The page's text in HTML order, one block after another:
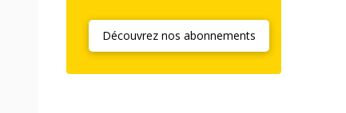
Découvrez nos abonnements